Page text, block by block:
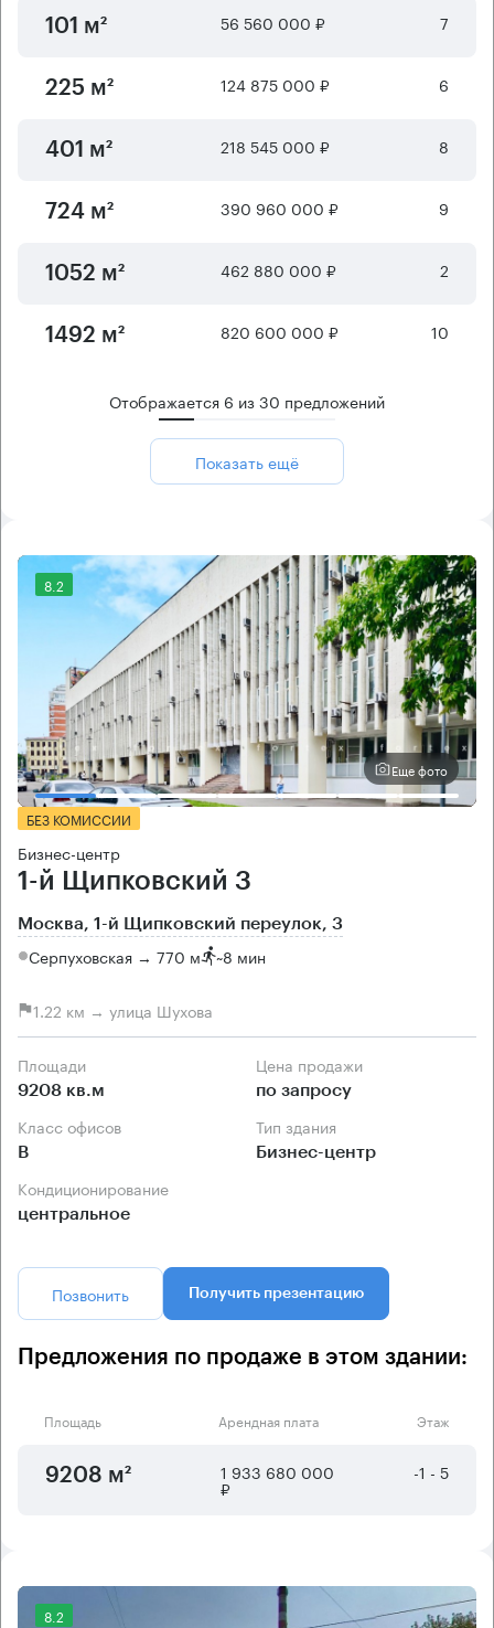
101 м² 56 560 000 ₽ 7
225 м² 124 875 000 ₽ 6
401 м² 218 545 000 ₽ 8
724 м² 390 960 000 ₽ 9
1052 м² 462 880 000 ₽ 2
1492 м² 820 600 000 ₽ 10
Отображается 6 из30 предложений
Показать ещё
8.2
Еще фото
БЕЗ КОМИССИИ
Бизнес-центр
1-й Щипковский 3
Москва, 1-й Щипковский переулок, 3
Серпуховская → 770 м ~8 мин
1.22 км → улица Шухова
Площади
9208 кв.м
Цена продажи
по запросу
Класс офисов
B
Тип здания
Бизнес-центр
Кондиционирование
центральное
Позвонить Получить презентацию
Предложения по продаже в этом здании:
Площадь Арендная плата Этаж
9208 м² 1 933 680 000
₽
-1 - 5
8.2